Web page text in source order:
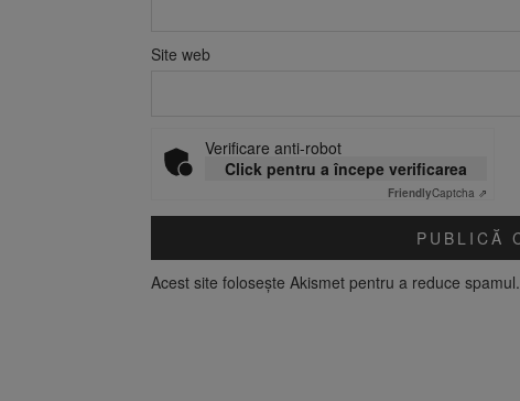
Site web
Verificare anti-robot
Click pentru a începe verificarea
FriendlyCaptcha ⇗
Acest site folosește Akismet pentru a reduce spamul.